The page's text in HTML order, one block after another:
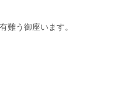
難う御座います。